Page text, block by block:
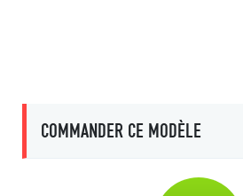
COMMANDER CE MODÈLE